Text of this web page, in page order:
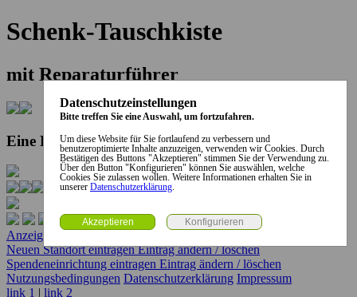
Schenk-Tauschkiste
mit Reparaturführer
Eine Kooperation der Stadt und des Landkreises...
Anzeige erstellen
Neuen Standort eintragenEintrag ändern / löschen
Spendeneinrichtung eintragen Eintrag ändern / löschen
Nutzungsbedingungen Datenschutzerklärung Impressum
link 1 | link 2
Datenschutzeinstellungen
Bitte treffen Sie eine Auswahl, um fortzufahren.
Um diese Website für Sie fortlaufend zu verbessern und
benutzeroptimierte Inhalte anzuzeigen, verwenden wir Cookies. Durch
Bestätigen des Buttons "Akzeptieren" stimmen Sie der Verwendung zu.
Über den Button "Konfigurieren" können Sie auswählen, welche
Cookies Sie zulassen wollen. Weitere Informationen erhalten Sie in
unserer Datenschutzerklärung.